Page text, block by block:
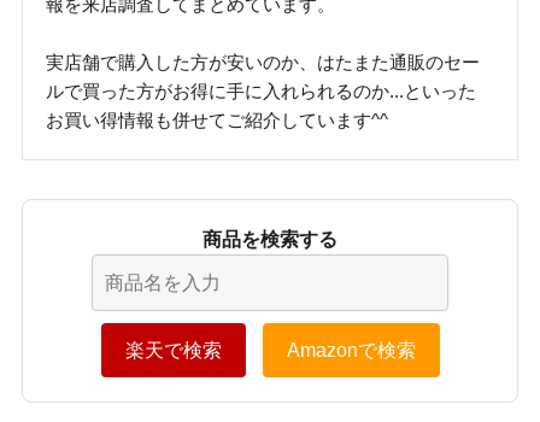
報を来店調査してまとめています。
実店舗で購入した方が安いのか、はたまた通販のセー
ルで買った方がお得に手に入れられるのか...といった
お買い得情報も併せてご紹介しています^^
商品を検索する
楽天で検索 Amazonで検索